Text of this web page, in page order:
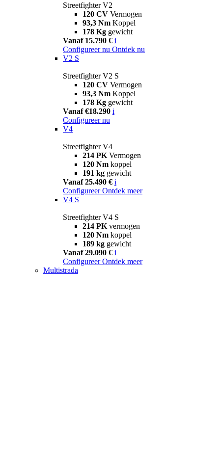
Streetfighter V2
120 CV Vermogen
93,3 Nm Koppel
178 Kg gewicht
Vanaf 15.790 € i
Configureer nu Ontdek nu
V2 S
Streetfighter V2 S
120 CV Vermogen
93,3 Nm Koppel
178 Kg gewicht
Vanaf €18.290 i
Configureer nu
V4
Streetfighter V4
214 PK Vermogen
120 Nm koppel
191 kg gewicht
Vanaf 25.490 € i
Configureer Ontdek meer
V4 S
Streetfighter V4 S
214 PK vermogen
120 Nm koppel
189 kg gewicht
Vanaf 29.090 € i
Configureer Ontdek meer
Multistrada